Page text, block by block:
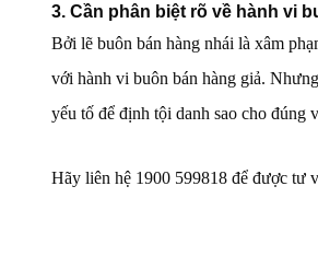
3. Cần phân biệt rõ về hành vi
Bởi lẽ buôn bán hàng nhái là xâm
với hành vi buôn bán hàng giả.
yếu tố để định tội danh sao cho
Hãy liên hệ 1900 599818 để được tư